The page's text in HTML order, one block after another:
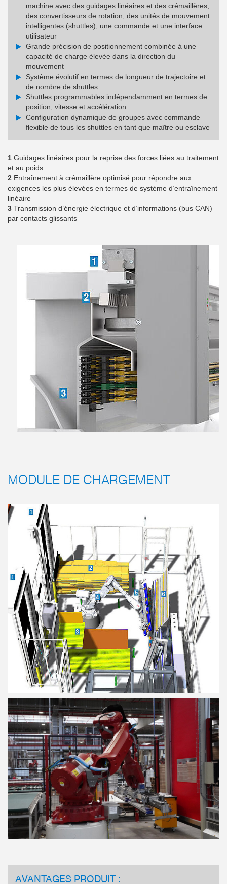
machine avec des guidages linéaires et des crémaillères,
des convertisseurs de rotation, des unités de mouvement
intelligentes (shuttles), une commande et une interface
utilisateur
Grande précision de positionnement combinée à une
capacité de charge élevée dans la direction du
mouvement
Système évolutif en termes de longueur de trajectoire et
de nombre de shuttles
Shuttles programmables indépendamment en termes de
position, vitesse et accélération
Configuration dynamique de groupes avec commande
flexible de tous les shuttles en tant que maître ou esclave
1 Guidages linéaires pour la reprise des forces liées au traitement
et au poids
2 Entraînement à crémaillère optimisé pour répondre aux
exigences les plus élevées en termes de système d’entraînement
linéaire
3 Transmission d’énergie électrique et d’informations (bus CAN)
par contacts glissants
MODULE DE CHARGEMENT
AVANTAGES PRODUIT :